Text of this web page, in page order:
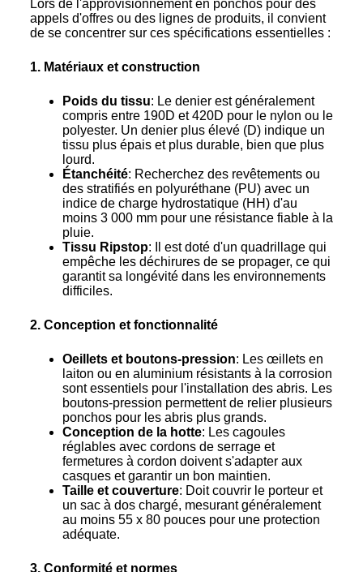
Lors de l'approvisionnement en ponchos pour des
appels d'offres ou des lignes de produits, il convient
de se concentrer sur ces spécifications essentielles :
1. Matériaux et construction
Poids du tissu: Le denier est généralement
compris entre 190D et 420D pour le nylon ou le
polyester. Un denier plus élevé (D) indique un
tissu plus épais et plus durable, bien que plus
lourd.
Étanchéité: Recherchez des revêtements ou
des stratifiés en polyuréthane (PU) avec un
indice de charge hydrostatique (HH) d'au
moins 3 000 mm pour une résistance fiable à la
pluie.
Tissu Ripstop: Il est doté d'un quadrillage qui
empêche les déchirures de se propager, ce qui
garantit sa longévité dans les environnements
difficiles.
2. Conception et fonctionnalité
Oeillets et boutons-pression: Les œillets en
laiton ou en aluminium résistants à la corrosion
sont essentiels pour l'installation des abris. Les
boutons-pression permettent de relier plusieurs
ponchos pour les abris plus grands.
Conception de la hotte: Les cagoules
réglables avec cordons de serrage et
fermetures à cordon doivent s'adapter aux
casques et garantir un bon maintien.
Taille et couverture: Doit couvrir le porteur et
un sac à dos chargé, mesurant généralement
au moins 55 x 80 pouces pour une protection
adéquate.
3. Conformité et normes